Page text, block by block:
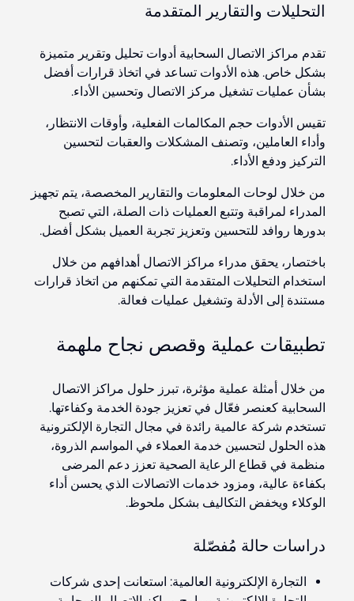
التحليلات والتقارير المتقدمة
تقدم مراكز الاتصال السحابية أدوات تحليل وتقرير متميزة
بشكل خاص. هذه الأدوات تساعد في اتخاذ قرارات أفضل
بشأن عمليات تشغيل مركز الاتصال وتحسين الأداء.
تقيس الأدوات حجم المكالمات الفعلية، وأوقات الانتظار،
وأداء العاملين، وتصنف المشكلات والعقبات لتحسين
التركيز ودفع الأداء.
من خلال لوحات المعلومات والتقارير المخصصة، يتم تجهيز
المدراء لمراقبة وتتبع العمليات ذات الصلة، التي تصبح
بدورها روافد للتحسين وتعزيز تجربة العميل بشكل أفضل.
باختصار، يحقق مدراء مراكز الاتصال أهدافهم من خلال
استخدام التحليلات المتقدمة التي تمكنهم من اتخاذ قرارات
مستندة إلى الأدلة وتشغيل عمليات فعالة.
تطبيقات عملية وقصص نجاح ملهمة
من خلال أمثلة عملية مؤثرة، تبرز حلول مراكز الاتصال
السحابية كعنصر فعّال في تعزيز جودة الخدمة وكفاءتها.
تستخدم شركة عالمية رائدة في مجال التجارة الإلكترونية
هذه الحلول لتحسين خدمة العملاء في المواسم الذروة،
منظمة في قطاع الرعاية الصحية تعزز دعم المرضى
بكفاءة عالية، ومزود خدمات الاتصالات الذي يحسن أداء
الوكلاء ويخفض التكاليف بشكل ملحوظ.
دراسات حالة مُفصّلة
التجارة الإلكترونية العالمية: استعانت إحدى شركات